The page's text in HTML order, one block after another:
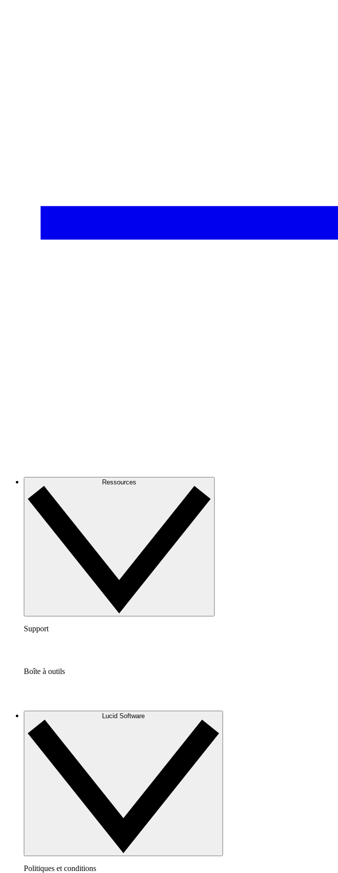
Ressources
Support
Boîte à outils
Lucid Software
Politiques et conditions